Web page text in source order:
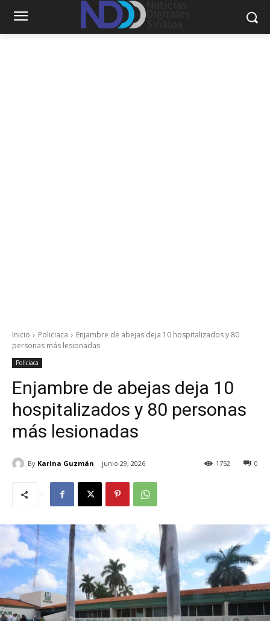
Inicio Policiaca
Enjambre de abejas deja 10 hospitalizados y 80
personas más lesionadas
Policiaca
Enjambre de abejas deja 10
hospitalizados y 80 personas
más lesionadas
By Karina Guzmán junio 29, 2026 0
1752